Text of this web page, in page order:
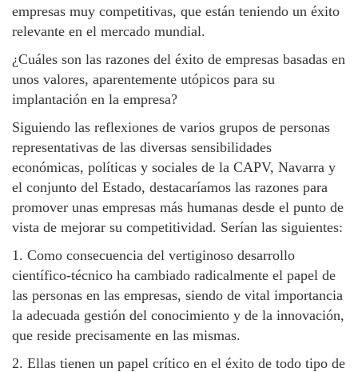
empresas muy competitivas, que están teniendo un éxito
relevante en el mercado mundial.
¿Cuáles son las razones del éxito de empresas basadas en
unos valores, aparentemente utópicos para su
implantación en la empresa?
Siguiendo las reflexiones de varios grupos de personas
representativas de las diversas sensibilidades
económicas, políticas y sociales de la CAPV, Navarra y
el conjunto del Estado, destacaríamos las razones para
promover unas empresas más humanas desde el punto de
vista de mejorar su competitividad. Serían las siguientes:
1. Como consecuencia del vertiginoso desarrollo
científico-técnico ha cambiado radicalmente el papel de
las personas en las empresas, siendo de vital importancia
la adecuada gestión del conocimiento y de la innovación,
que reside precisamente en las mismas.
2. Ellas tienen un papel crítico en el éxito de todo tipo de